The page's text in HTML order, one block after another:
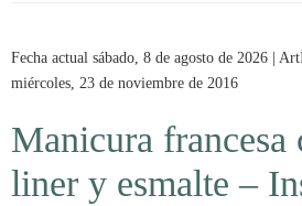
Fecha actual sábado, 8 de agosto de 2026 |
miércoles, 23 de noviembre de 2016
Manicura francesa
liner y esmalte –